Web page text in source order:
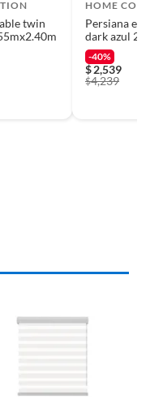
twin
HOME
Persiana
dark azul
-40%
$2,539
$4,239